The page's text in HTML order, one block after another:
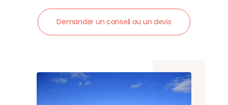
Demander un conseil ou un devis